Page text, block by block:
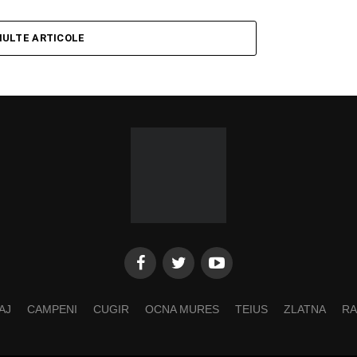
ARTICOLE
CAMPENI CUGIR OCNA MURES TEIUS ZLATNA